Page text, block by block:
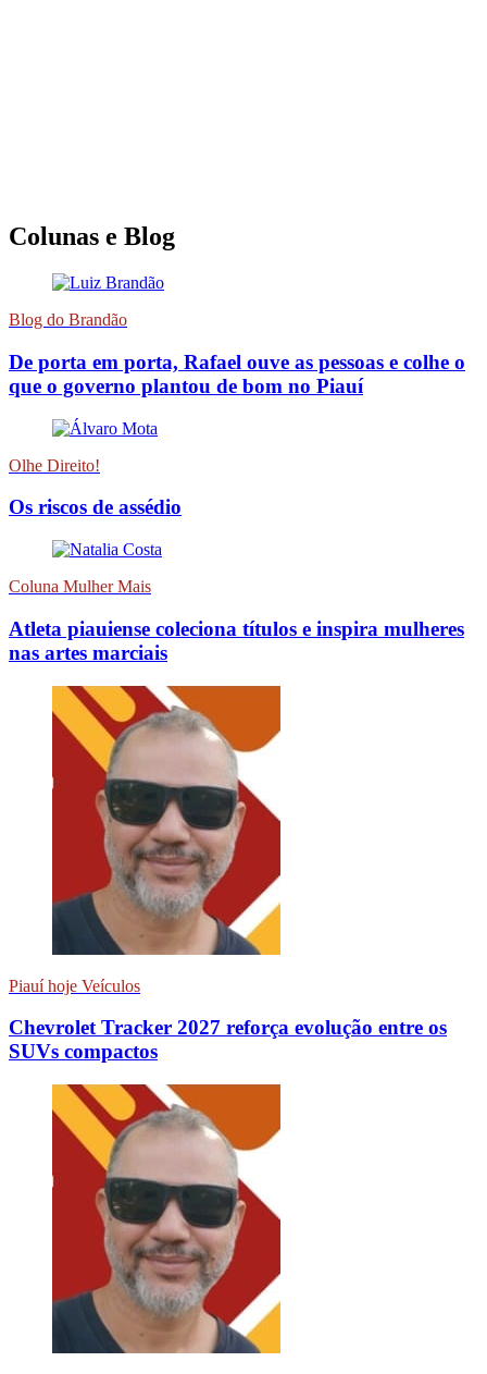
Colunas e Blog
Blog do Brandão
De porta em porta, Rafael ouve as pessoas e colhe o
que o governo plantou de bom no Piauí
Olhe Direito!
Os riscos de assédio
Coluna Mulher Mais
Atleta piauiense coleciona títulos e inspira mulheres
nas artes marciais
Piauí hoje Veículos
Chevrolet Tracker 2027 reforça evolução entre os
SUVs compactos